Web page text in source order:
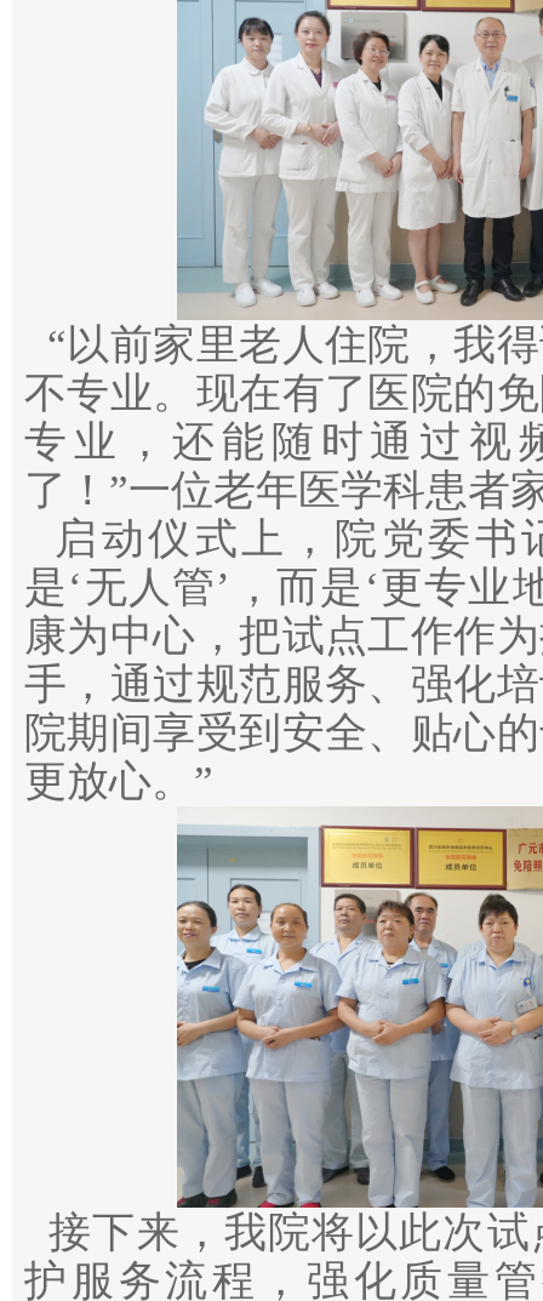
“以前家里老人住院，我
不专业。现在有了医院的
专业，还能随时通过视
了！”一位老年医学科患者
启动仪式上，院党委书
是‘无人管’，而是‘更专业
康为中心，把试点工作作
手，通过规范服务、强化
院期间享受到安全、贴心
更放心。”
接下来，我院将以此次
护服务流程，强化质量